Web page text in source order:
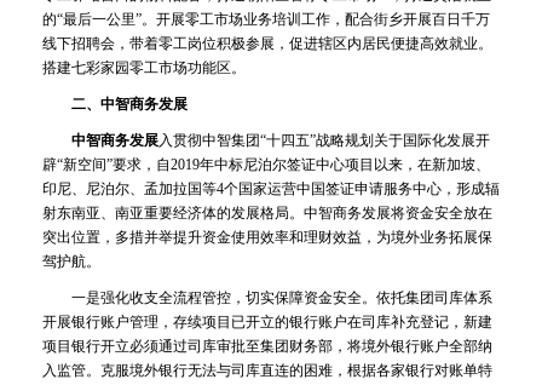
的“最后一公里”。开展零工市场业务培训工作，配合街乡开展百日千万
线下招聘会，带着零工岗位积极参展，促进辖区内居民便捷高效就业。
搭建七彩家园零工市场功能区。
二、中智商务发展
中智商务发展入贯彻中智集团“十四五”战略规划关于国际化发展开
辟“新空间”要求，自2019年中标尼泊尔签证中心项目以来，在新加坡、
印尼、尼泊尔、孟加拉国等4个国家运营中国签证申请服务中心，形成辐
射东南亚、南亚重要经济体的发展格局。中智商务发展将资金安全放在
突出位置，多措并举提升资金使用效率和理财效益，为境外业务拓展保
驾护航。
一是强化收支全流程管控，切实保障资金安全。依托集团司库体系
开展银行账户管理，存续项目已开立的银行账户在司库补充登记，新建
项目银行开立必须通过司库审批至集团财务部，将境外银行账户全部纳
入监管。克服境外银行无法与司库直连的困难，根据各家银行对账单特